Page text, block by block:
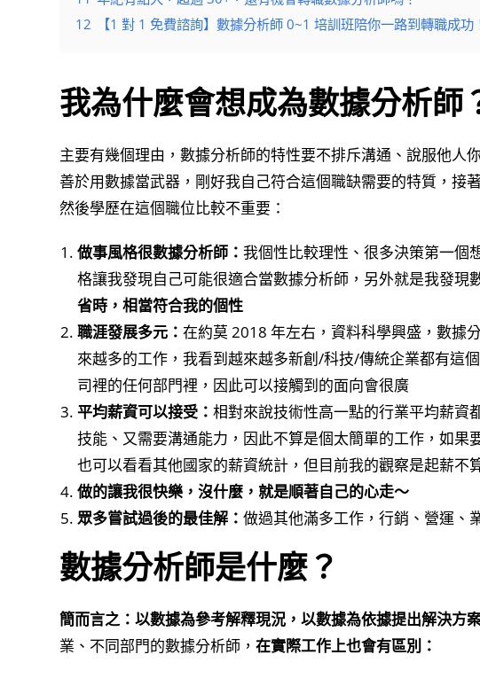
12
【1 對 1 免費諮詢】數據分析師 0~1 培訓班陪你一路到轉職成功
我為什麼會想成為數據分析師
主要有幾個理由，數據分析師的特性要不排斥溝通、說服他人
善於用數據當武器，剛好我自己符合這個職缺需要的特質，接
然後學歷在這個職位比較不重要：
做事風格很數據分析師：我個性比較理性、很多決策第一個
格讓我發現自己可能很適合當數據分析師，另外就是我發現
省時，相當符合我的個性
職涯發展多元：在約莫 2018 年左右，資料科學興盛，數據
來越多的工作，我看到越來越多新創/科技/傳統企業都有這
司裡的任何部門裡，因此可以接觸到的面向會很廣
平均薪資可以接受：相對來說技術性高一點的行業平均薪資
技能、又需要溝通能力，因此不算是個太簡單的工作，如果
也可以看看其他國家的薪資統計，但目前我的觀察是起薪不
做的讓我很快樂，沒什麼，就是順著自己的心走～
眾多嘗試過後的最佳解：做過其他滿多工作，行銷、營運、
數據分析師是什麼？
簡而言之：以數據為參考解釋現況，以數據為依據提出解決方
業、不同部門的數據分析師，在實際工作上也會有區別：